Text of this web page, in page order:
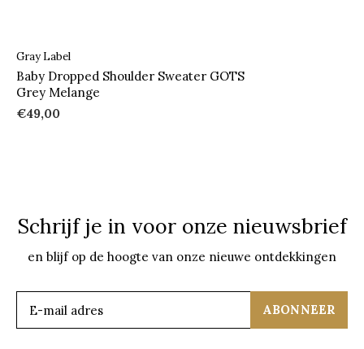
Gray Label
Baby Dropped Shoulder Sweater GOTS
Grey Melange
€49,00
Schrijf je in voor onze nieuwsbrief
en blijf op de hoogte van onze nieuwe ontdekkingen
ABONNEER